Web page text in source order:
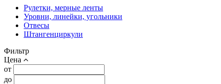
Рулетки, мерные ленты
Уровни, линейки, угольники
Отвесы
Штангенциркули
Фильтр
Цена
от
до